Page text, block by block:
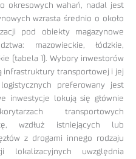
okresowych wahań, nadal jest
wzrasta średnio o około
pod obiekty magazynowe
mazowieckie, łódzkie,
(tabela 1). Wybory inwestorów
infrastruktury transportowej i jej
preferowany jest
inwestycje lokują się głównie
transportowych
wzdłuż istniejących lub
z drogami innego rodzaju
lokalizacyjnych uwzględnia